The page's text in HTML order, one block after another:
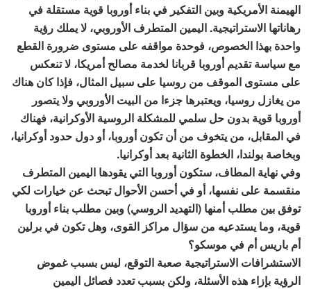
الهيمنة الأمريكية وبين التفكير في بناء أوروبا قوية مستقلة في
رهاناتها الاستراتيجية. اليمين المتطرف الأوروبي، لا يملك رؤية
واحدة بهذا الخصوص، فوحدة مواقفه على مستوى ضرورة القطع
مع سياسة تقديم أوروبا قربانا لخدمة مصالح أمريكا، لا تنعكس
على مستوى الموقف من روسيا على سبيل المثال، فإذا كان هناك
من يغازل روسيا، ويعتبرها جزءا من البيت الأوروبي ولا يتصور
أوروبا قوية بدون حل سلمي للمشكلة الروسية الأوكرانية، فهناك
في المقابل، من يتخوف من أن تكون أوروبا، أو دول حدود أوكرانيا،
وبخاصة بولندا، الخطوة الثانية بعد أوكرانيا.
وفي نهاية المطاف، ستكون أوروبا التي يقودها اليمين المتطرف
منقسمة على نفسها، أو في أحسن الأحوال تبحث عن خيارات لكي
توفق بين مطلب أمنها (التهديد الروسي) وبين مطلب بناء أوروبا
قوية، وما يستدعيه من سؤال مراكز القوى، وهل تكون في برلين
أم باريس أم في موسكو؟
الاستشرافات الاستراتيجية صعبة التوقع، ليس بسبب غموض
الرؤية بإزاء هذه الأسئلة، ولكن بسبب تعدد فصائل اليمين